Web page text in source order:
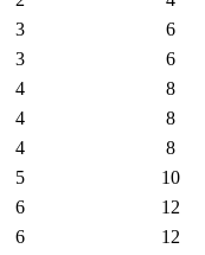
3
6
3
6
4
8
4
8
4
8
5
10
6
12
6
12